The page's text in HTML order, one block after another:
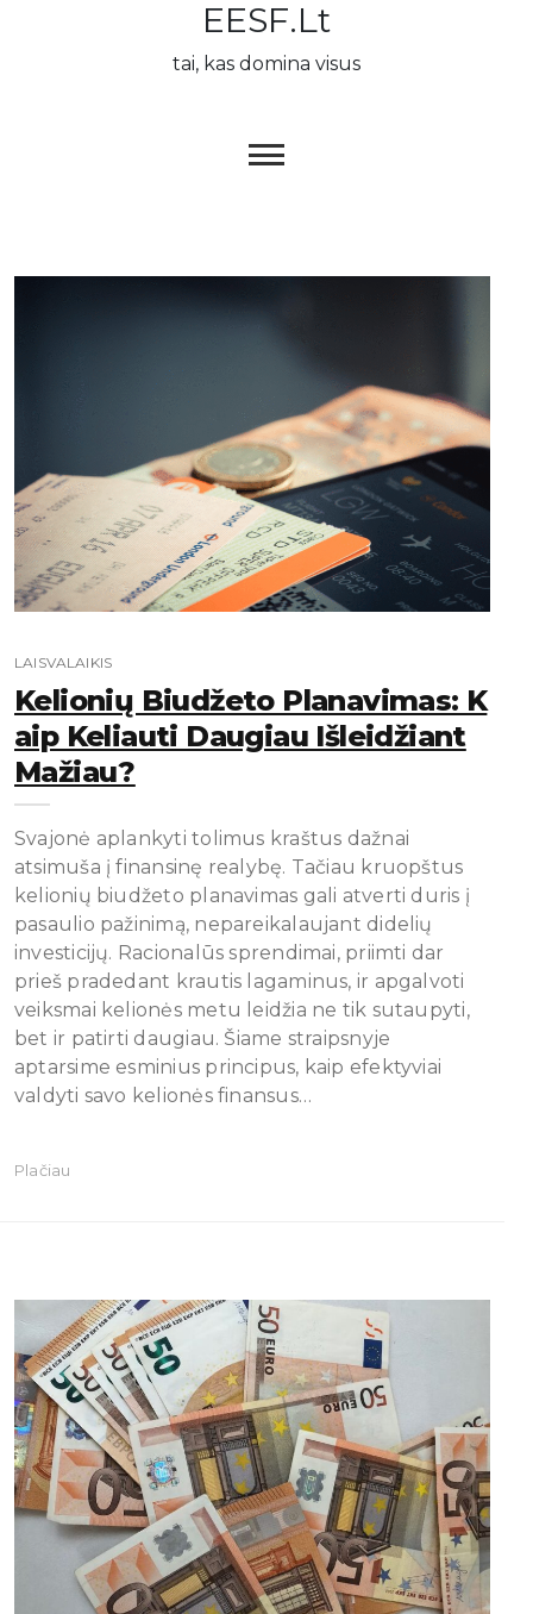
EESF.lt
tai, kas domina visus
LAISVALAIKIS
Kelionių Biudžeto Planavimas: K
Aip Keliauti Daugiau Išleidžiant
Mažiau?
Svajonė aplankyti tolimus kraštus dažnai
atsimuša į finansinę realybę. Tačiau kruopštus
kelionių biudžeto planavimas gali atverti duris į
pasaulio pažinimą, nepareikalaujant didelių
investicijų. Racionalūs sprendimai, priimti dar
prieš pradedant krautis lagaminus, ir apgalvoti
veiksmai kelionės metu leidžia ne tik sutaupyti,
bet ir patirti daugiau. Šiame straipsnyje
aptarsime esminius principus, kaip efektyviai
valdyti savo kelionės finansus…
Plačiau